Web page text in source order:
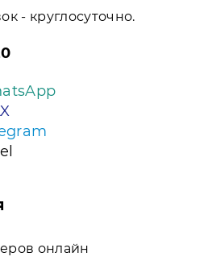
- круглосуточно.
онлайн